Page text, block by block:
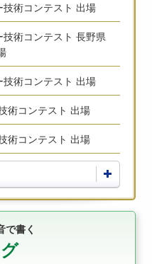
術コンテスト 出場
術コンテスト 長野県
術コンテスト 出場
術コンテスト 出場
術コンテスト 出場
で書く